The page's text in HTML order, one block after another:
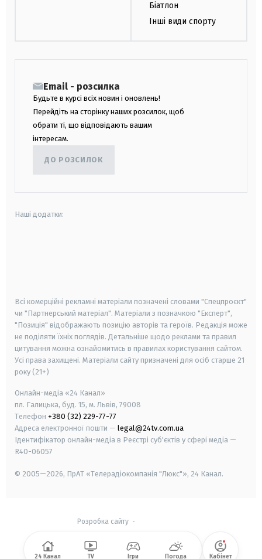
Біатлон
Інші види спорту
Email - розсилка
Будьте в курсі всіх новин і оновлень!
Перейдіть на сторінку наших розсилок, щоб
обрати ті, що відповідають вашим
інтересам.
ДО РОЗСИЛОК
Наші додатки:
Всі комерційні рекламні матеріали позначені словами "Спецпроєкт"
чи "Партнерський матеріал". Матеріали з позначкою "Експерт",
"Позиція" відображають позицію авторів та героїв. Редакція може
не поділяти їхніх поглядів. Детальніше щодо реклами та правил
цитування можна ознайомитись в правилах користування сайтом.
Усі права захищені. Матеріали сайту призначені для осіб старше 21
року (21+)
Онлайн-медіа «24 Канал»
пл. Галицька, буд. 15, м. Львів, 79008
Телефон +380 (32) 229-77-77
Адреса електронної пошти — legal@24tv.com.ua
Ідентифікатор онлайн-медіа в Реєстрі суб'єктів у сфері медіа —
R40-06057
© 2005—2026, ПрАТ «Телерадіокомпанія "Люкс"», 24 Канал.
Розробка сайту-
24 Канал TV Ігри Погода Кабінет